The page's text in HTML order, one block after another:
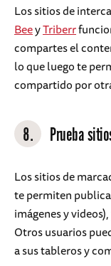
Los sitios de
BeeyTriberr
compartes el
lo que luego te
compartido por
8. Prueba
Los sitios de
te permiten
imágenes y
Otros usuarios
a sus tableros y